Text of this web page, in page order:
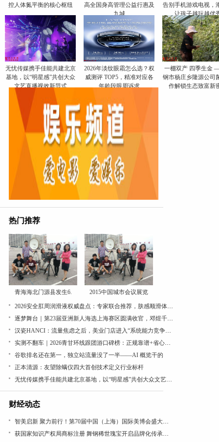
控人体氮平衡的核心枢纽
高全国身高管理公益行惠及
九城
告别手机游戏电视，
让孩子越玩越优
无忧传媒携手佳能共建北京
基地，以“明星感”共创大众
文艺直播视效新范式
​2026年淡纹眼霜怎么选？权
威测评 TOP5，精准对应各
年龄段眼周诉求
一棚双产 四季生金
钢市杨庄乡隆源公司
作解锁生态致富新
热门推荐
青海海北门源县发生6. 2015中国城市会议展览
2026安全肛周润滑液权威盘点：专家联合推荐，肤感顺滑体验出众
逐梦舞台｜第23届亚洲新人海选上海赛区圆满收官，邓煜千、丁丁、甘一茗分获冠军、亚军、季...
汉瓷HANCI：流量焦虑之后，美业门店进入“系统能力竞争周期”
实测不翻车｜2026青甘环线跟团游口碑榜：正规靠谱+省心推荐，一篇讲透
谷歌排名还在第一，独立站流量没了一半——AI 概览干的
正本清源：友望除螨仪四大首创技术定义行业标杆
无忧传媒携手佳能共建北京基地，以“明星感”共创大众文艺直播视效新范式
财经动态
智美启新 聚力前行！第70届中国（上海）国际美博会盛大开幕
获国家知识产权局商标注册 舞钢稀世瑰宝开启品牌化传承新篇